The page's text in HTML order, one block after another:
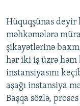
Hüquqşünas deyir
məhkəmələrə
şikayətlərinə
hər iki iş üzrə
instansiyasını
aşağı instansiya
Başqa sözlə,